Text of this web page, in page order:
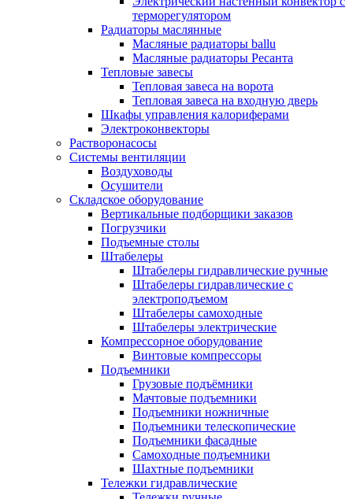
терморегулятором
Радиаторы маслянные
Масляные радиаторы ballu
Масляные радиаторы Ресанта
Тепловые завесы
Тепловая завеса на ворота
Тепловая завеса на входную дверь
Шкафы управления калориферами
Электроконвекторы
Растворонасосы
Системы вентиляции
Воздуховоды
Осушители
Складское оборудование
Вертикальные подборщики заказов
Погрузчики
Подъемные столы
Штабелеры
Штабелеры гидравлические ручные
Штабелеры гидравлические с
электроподъемом
Штабелеры самоходные
Штабелеры электрические
Компрессорное оборудование
Винтовые компрессоры
Подъемники
Грузовые подъёмники
Мачтовые подъемники
Подъемники ножничные
Подъемники телескопические
Подъемники фасадные
Самоходные подъемники
Шахтные подъемники
Тележки гидравлические